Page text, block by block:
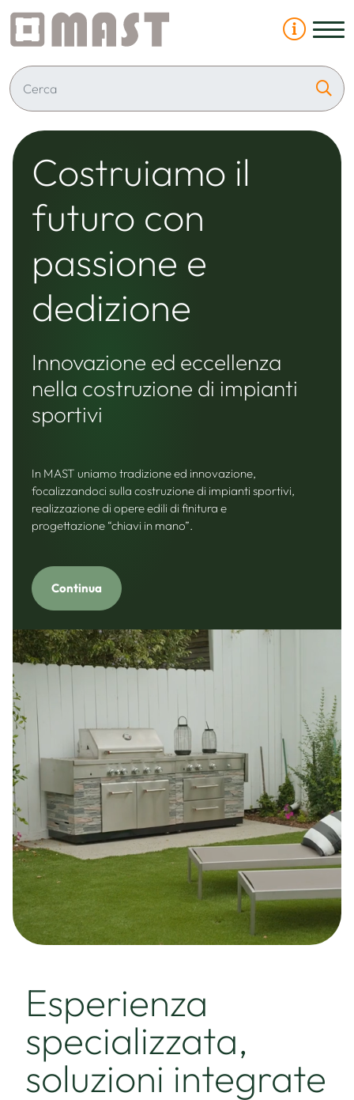
Costruiamo il
futuro con
passione e
dedizione
Innovazione ed eccellenza
nella costruzione di impianti
sportivi
In MAST uniamo tradizione ed innovazione,
focalizzandoci sulla costruzione di impianti sportivi,
realizzazione di opere edili di finitura e
progettazione “chiavi in mano”.
Continua
Esperienza
specializzata,
soluzioni integrate